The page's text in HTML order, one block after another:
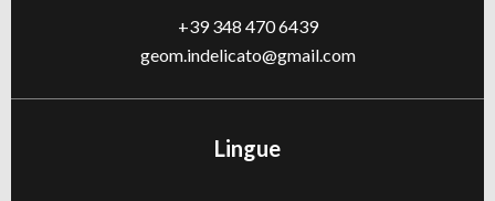
+39 348 470 6439
geom.indelicato@gmail.com
Lingue